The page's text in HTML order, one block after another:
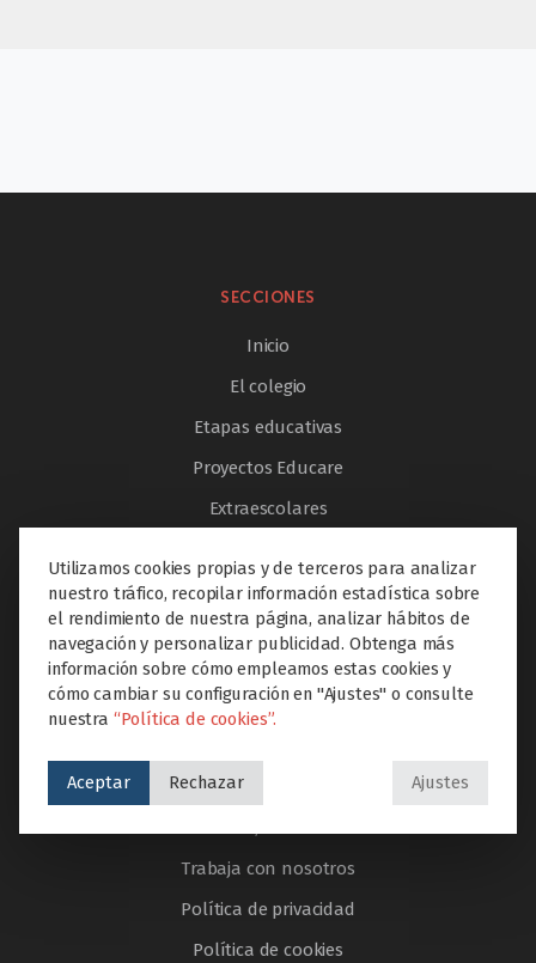
SECCIONES
Inicio
El colegio
Etapas educativas
Proyectos Educare
Extraescolares
Innovación
Internacionalización
Noticias
PORTAL DEL EMPLEADO
Trabaja con nosotros
Política de privacidad
Política de cookies
Utilizamos cookies propias y de terceros para analizar
nuestro tráfico, recopilar información estadística sobre
el rendimiento de nuestra página, analizar hábitos de
navegación y personalizar publicidad. Obtenga más
información sobre cómo empleamos estas cookies y
cómo cambiar su configuración en "Ajustes" o consulte
nuestra “Política de cookies”.
Aceptar Rechazar Ajustes